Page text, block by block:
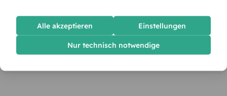
Alle akzeptieren Einstellungen
Nur technisch notwendige